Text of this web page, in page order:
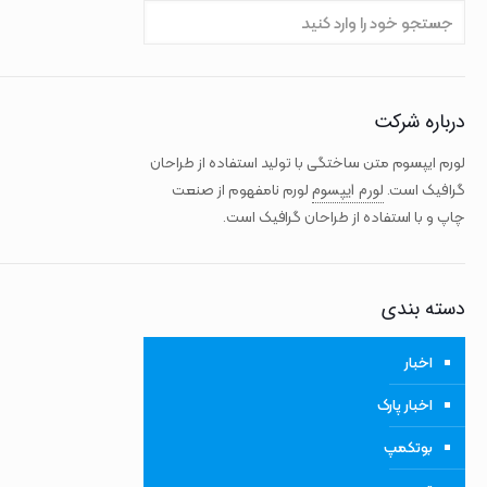
درباره شرکت
لورم ایپسوم متن ساختگی با تولید استفاده از طراحان
گرافیک است. لورم ایپسوملورم نامفهوم از صنعت
چاپ و با استفاده از طراحان گرافیک است.
دسته بندی
اخبار
اخبار پارک
بوتکمپ